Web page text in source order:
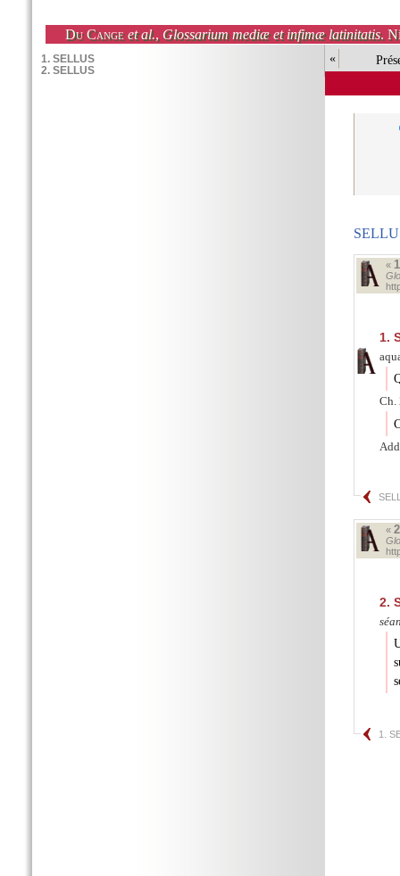
Du Cange et al., Glossarium mediæ et infimæ latinitatis.
«
«
1.
Ch.
«
2.
1.